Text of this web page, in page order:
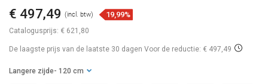
Catalogusprijs: € 621,80
€ 497,49 (incl. btw) 19,99%
De laagste prijs van de laatste 30 dagen Voor de reductie: € 497,49
Langere zijde - 120 cm